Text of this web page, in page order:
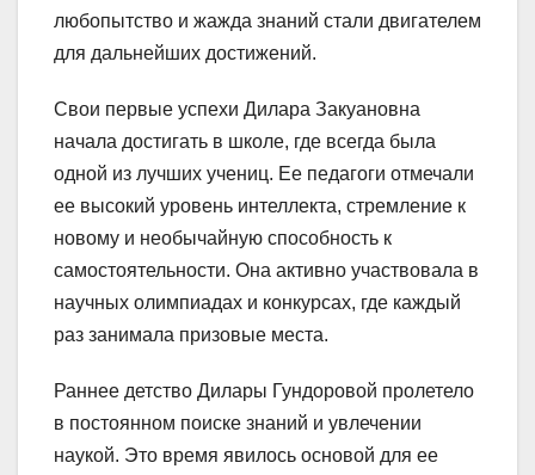
любопытство и жажда знаний стали двигателем
для дальнейших достижений.
Свои первые успехи Дилара Закуановна
начала достигать в школе, где всегда была
одной из лучших учениц. Ее педагоги отмечали
ее высокий уровень интеллекта, стремление к
новому и необычайную способность к
самостоятельности. Она активно участвовала в
научных олимпиадах и конкурсах, где каждый
раз занимала призовые места.
Раннее детство Дилары Гундоровой пролетело
в постоянном поиске знаний и увлечении
наукой. Это время явилось основой для ее